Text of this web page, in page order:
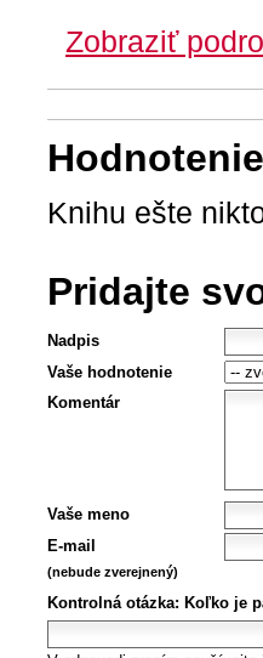
Zobraziť
Knihu ešte
Pridajte
Nadpis
Vaše hodnotenie
Komentár
Vaše meno
E-mail
(nebude zverejnený)
Kontrolná otázka: Koľko je